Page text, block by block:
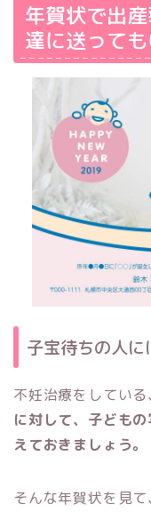
年賀状で出
達に送って
子宝待ちの人
不妊治療をしている
に対して、子ども
えておきましょう。
そんな年賀状を見